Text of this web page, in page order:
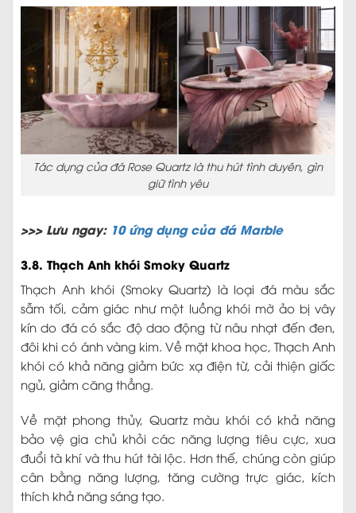
Tác dụng của đá Rose Quartz là thu hút tình duyên, gìn
giữ tình yêu
>>> Lưu ngay: 10 ứng dụng của đá Marble
3.8. Thạch Anh khói Smoky Quartz
Thạch Anh khói (Smoky Quartz) là loại đá màu sắc
sẫm tối, cảm giác như một luồng khói mờ ảo bị vây
kín do đá có sắc độ dao động từ nâu nhạt đến đen,
đôi khi có ánh vàng kim. Về mặt khoa học, Thạch Anh
khói có khả năng giảm bức xạ điện từ, cải thiện giấc
ngủ, giảm căng thẳng.
Về mặt phong thủy, Quartz màu khói có khả năng
bảo vệ gia chủ khỏi các năng lượng tiêu cực, xua
đuổi tà khí và thu hút tài lộc. Hơn thế, chúng còn giúp
cân bằng năng lượng, tăng cường trực giác, kích
thích khả năng sáng tạo.